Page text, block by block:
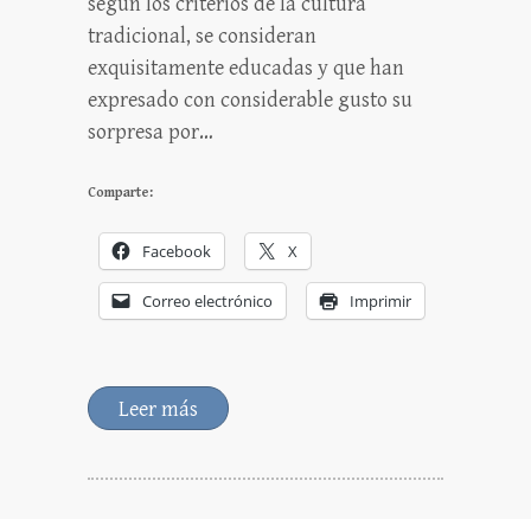
tradicional, se consideran
exquisitamente educadas y que han
expresado con considerable gusto su
sorpresa por…
Comparte:
Facebook X
Correo electrónico Imprimir
Leer más